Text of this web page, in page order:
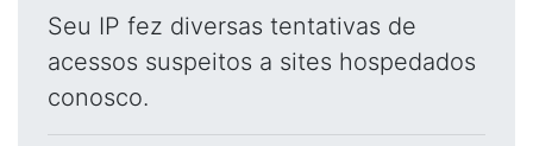
Seu IP fez diversas tentativas de
acessos suspeitos a sites hospedados
conosco.